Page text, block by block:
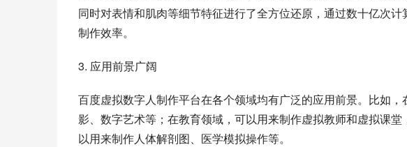
同时对表情和肌肉等细节特征进行了全方位还原，通过数十亿次
制作效率。
3. 应用前景广阔
百度虚拟数字人制作平台在各个领域均有广泛的应用前景。比如
影、数字艺术等；在教育领域，可以用来制作虚拟教师和虚拟课
以用来制作人体解剖图、医学模拟操作等。